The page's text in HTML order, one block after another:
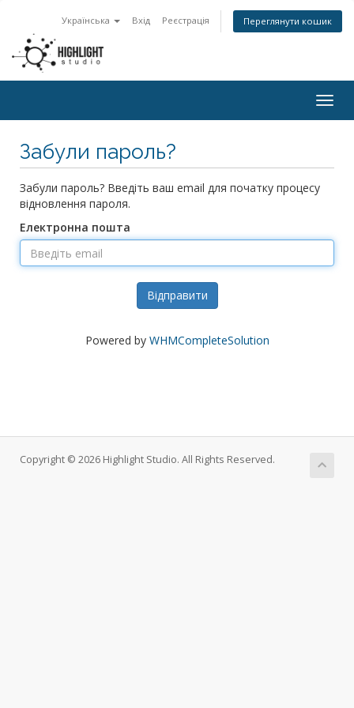
Українська Вхід Реєстрація Переглянути кошик
Забули пароль?
Забули пароль? Введіть ваш email для початку процесу
відновлення пароля.
Електронна пошта
Відправити
Powered by WHMCompleteSolution
Copyright © 2026 Highlight Studio. All Rights Reserved.